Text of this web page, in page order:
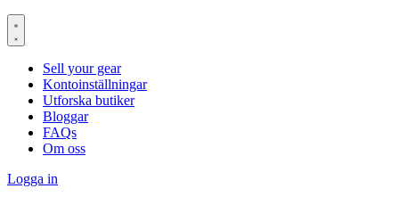
Sell your gear
Kontoinställningar
Utforska butiker
Bloggar
FAQs
Om oss
Logga in